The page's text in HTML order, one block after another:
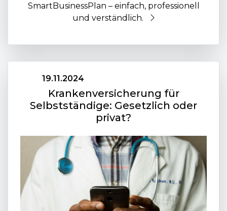
SmartBusinessPlan – einfach, professionell
und verständlich.
19.11.2024
Krankenversicherung für
Selbstständige: Gesetzlich oder
privat?